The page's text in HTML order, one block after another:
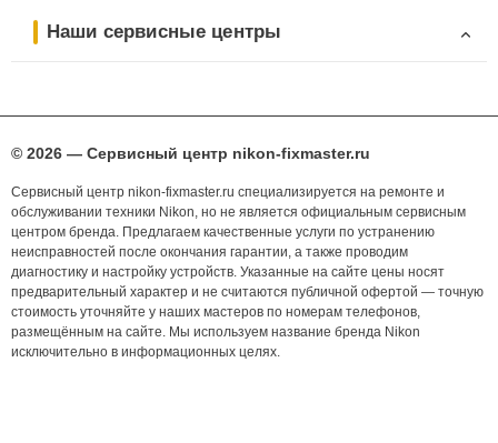
Наши сервисные центры
© 2026 — Сервисный центр nikon-fixmaster.ru
Сервисный центр nikon-fixmaster.ru специализируется на ремонте и
обслуживании техники Nikon, но не является официальным сервисным
центром бренда. Предлагаем качественные услуги по устранению
неисправностей после окончания гарантии, а также проводим
диагностику и настройку устройств. Указанные на сайте цены носят
предварительный характер и не считаются публичной офертой — точную
стоимость уточняйте у наших мастеров по номерам телефонов,
размещённым на сайте. Мы используем название бренда Nikon
исключительно в информационных целях.